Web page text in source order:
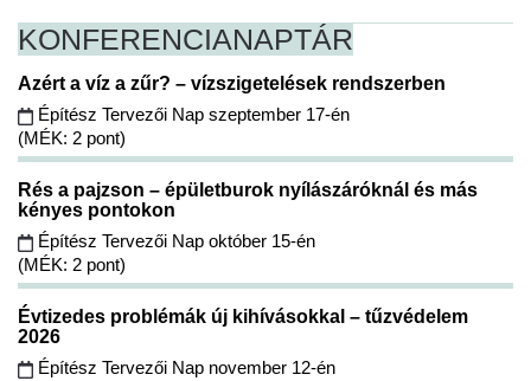
KONFERENCIANAPTÁR
Azért a víz a zűr? – vízszigetelések rendszerben
Építész Tervezői Nap szeptember 17-én
(MÉK: 2 pont)
Rés a pajzson – épületburok nyílászáróknál és más
kényes pontokon
Építész Tervezői Nap október 15-én
(MÉK: 2 pont)
Évtizedes problémák új kihívásokkal – tűzvédelem
2026
Építész Tervezői Nap november 12-én